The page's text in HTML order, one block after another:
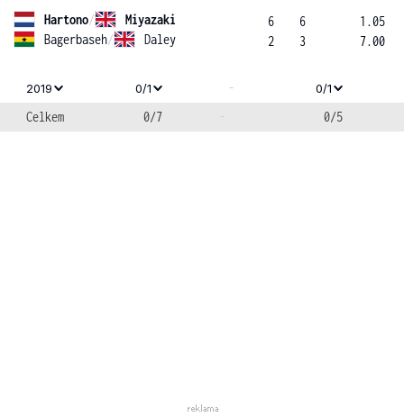
Hartono/
Miyazaki
Bagerbaseh/ Daley
6
2
6
3
1.05
7.00
2019 0/1 - 0/1
Celkem 0/7 - 0/5